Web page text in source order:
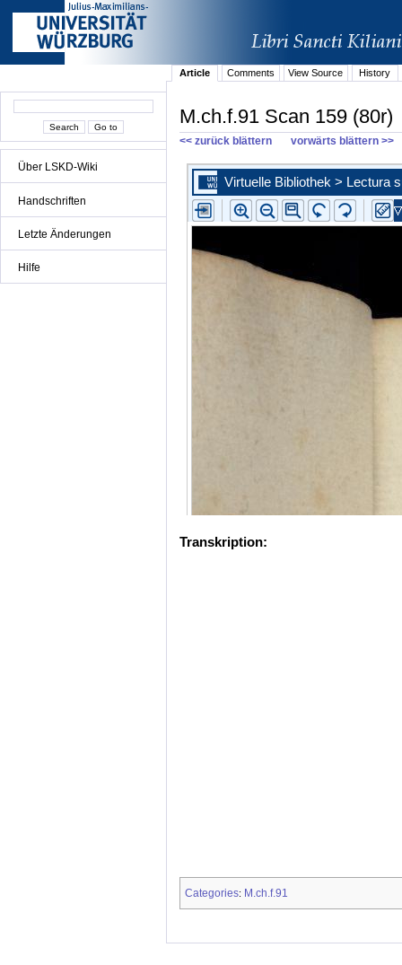
Über LSKD-Wiki
Handschriften
Letzte Änderungen
Hilfe
Article Comments View Source History
M.ch.f.91 Scan 159 (80r)
<< zurück blättern vorwärts blättern >>
Transkription:
Categories: M.ch.f.91